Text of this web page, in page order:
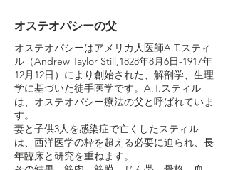
オステオパシーの父
オステオパシーはアメリカ人医師A.T.スティ
ル（Andrew Taylor Still,1828年8月6日-1917年
12月12日）により創始された、解剖学、生理
学に基づいた徒手医学です。A.T.スティル
は、オステオパシー療法の父と呼ばれていま
す。
妻と子供3人を感染症で亡くしたスティル
は、西洋医学の枠を超える必要に迫られ、長
年臨床と研究を重ねます。